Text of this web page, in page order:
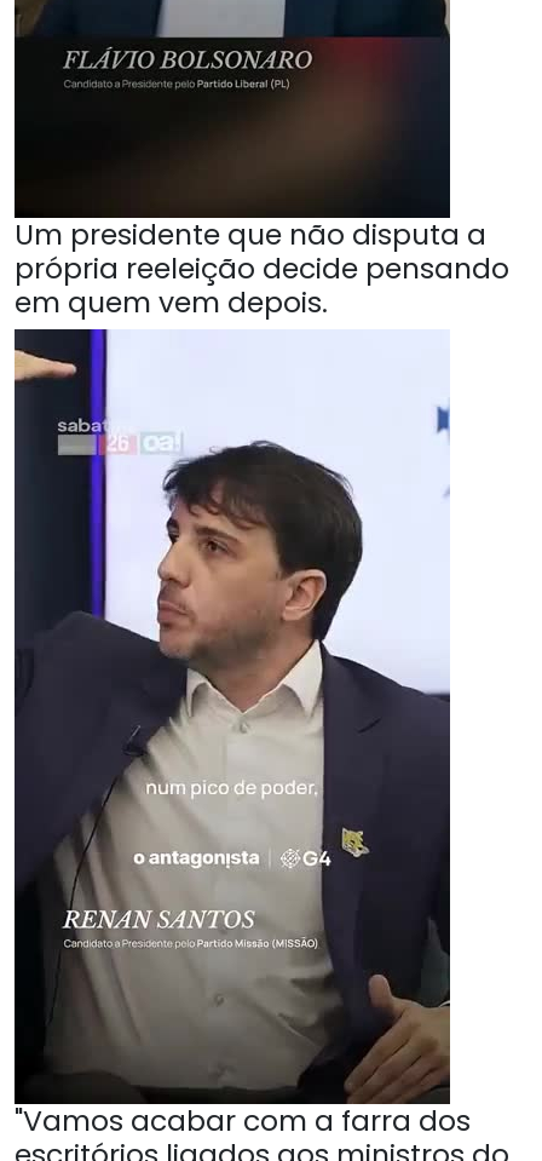
Um presidente que não disputa a
própria reeleição decide pensando
em quem vem depois.
"Vamos acabar com a farra dos